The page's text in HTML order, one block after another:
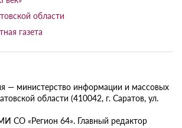
области
газета
— министерство информации и массовых
области (410042, г. Саратов, ул.
СО «Регион 64». Главный редактор